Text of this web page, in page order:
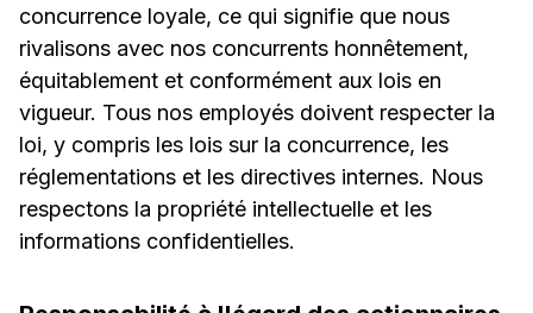
concurrence loyale, ce qui signifie que nous
rivalisons avec nos concurrents honnêtement,
équitablement et conformément aux lois en
vigueur. Tous nos employés doivent respecter la
loi, y compris les lois sur la concurrence, les
réglementations et les directives internes. Nous
respectons la propriété intellectuelle et les
informations confidentielles.